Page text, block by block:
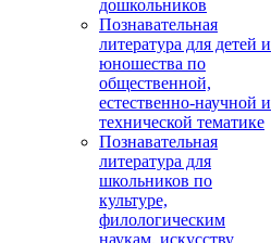
дошкольников
Познавательная
литература для детей и
юношества по
общественной,
естественно-научной и
технической тематике
Познавательная
литература для
школьников по
культуре,
филологическим
наукам, искусству